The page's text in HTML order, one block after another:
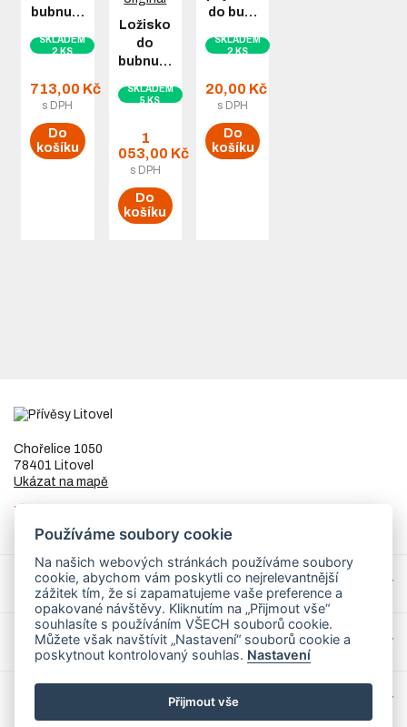
bubnu…
SKLADEM
2 KS
713,00 Kč
s DPH
Do
košíku
Ložisko
do
bubnu…
SKLADEM
5 KS
1
053,00 Kč
s DPH
Do
košíku
do bu…
SKLADEM
2 KS
20,00 Kč
s DPH
Do
košíku
Chořelice 1050
78401 Litovel
Ukázat na mapě
IČ
DIČCZ8253255307
Přívěsy a náhradní díly
Servis
Mohlo by Vás zajímat
Používáme soubory cookie
Na našich webových stránkách používáme soubory
cookie, abychom vám poskytli co nejrelevantnější
zážitek tím, že si zapamatujeme vaše preference a
opakované návštěvy. Kliknutím na „Přijmout vše“
souhlasíte s používáním VŠECH souborů cookie.
Můžete však navštívit „Nastavení“ souborů cookie a
poskytnout kontrolovaný souhlas. Nastavení
Přijmout vše